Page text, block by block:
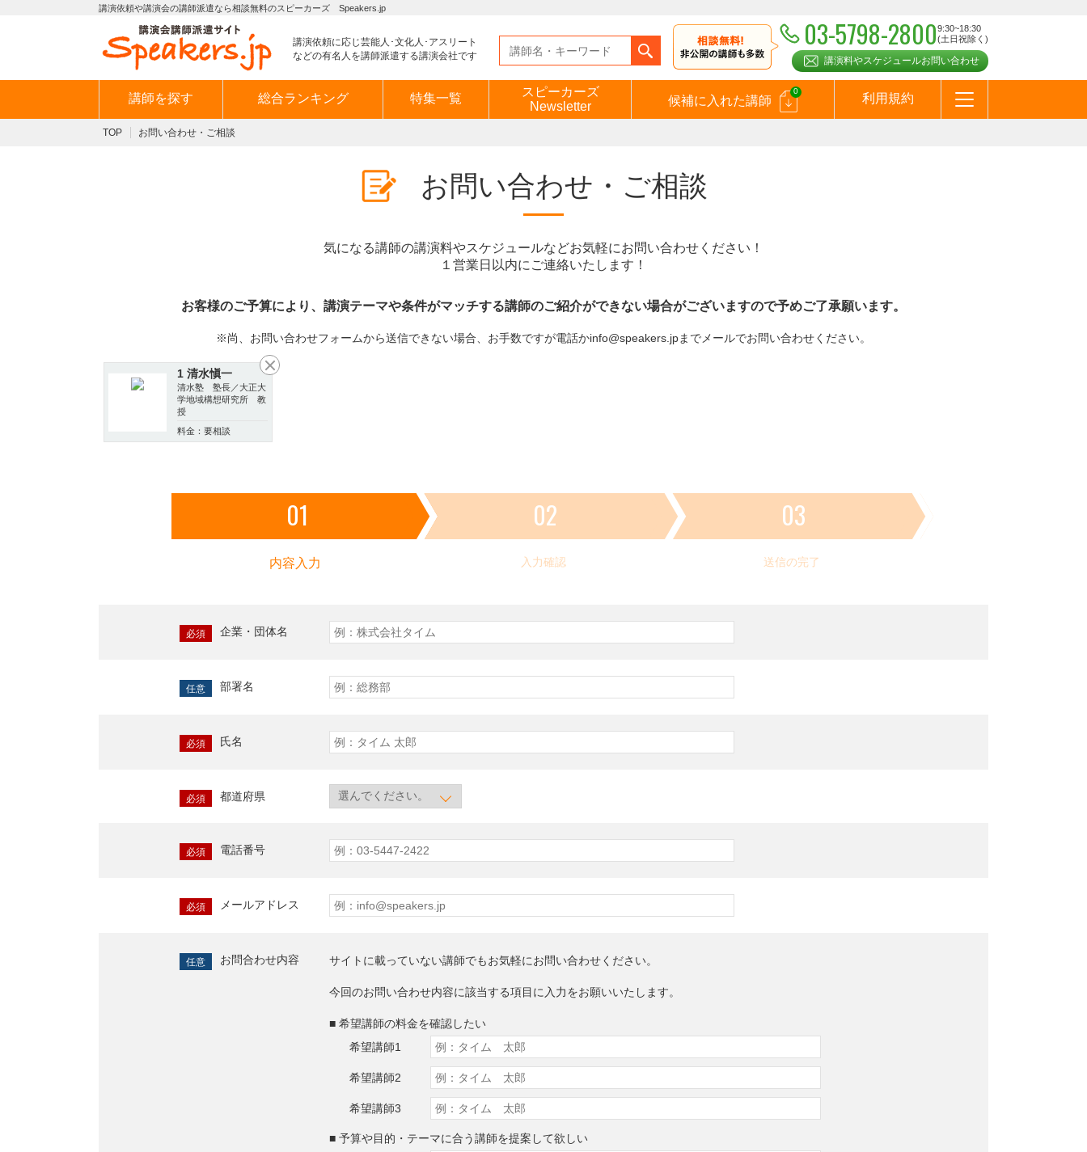
講演依頼や講演会の講師派遣なら相談無料のスピーカーズ Speakers.jp
講演依頼に応じ芸能人･文化人･アスリート
などの有名人を講師派遣する講演会社です
03-5798-28009:30~18:30
(土日祝除く)
講演料やスケジュールお問い合わせ
講師を探す 総合ランキング 特集一覧
スピーカーズ
Newsletter
候補に入れた講師
0
利用規約
TOP お問い合わせ・ご相談
お問い合わせ・ご相談
気になる講師の講演料やスケジュールなどお気軽にお問い合わせください！
１営業日以内にご連絡いたします！
お客様のご予算により、講演テーマや条件がマッチする講師のご紹介ができない場合がございますので予めご了承願います。
※尚、お問い合わせフォームから送信できない場合、お手数ですが電話かinfo@speakers.jpまでメールでお問い合わせください。
1 清水愼一
清水塾 塾長／大正大
学地域構想研究所 教
授
料金：要相談
01
内容入力
02
入力確認
03
送信の完了
必須 企業・団体名
任意 部署名
必須 氏名
必須 都道府県
必須 電話番号
必須 メールアドレス
任意 お問合わせ内容 サイトに載っていない講師でもお気軽にお問い合わせください。
今回のお問い合わせ内容に該当する項目に入力をお願いいたします。
■ 希望講師の料金を確認したい
希望講師1
希望講師2
希望講師3
■ 予算や目的・テーマに合う講師を提案して欲しい